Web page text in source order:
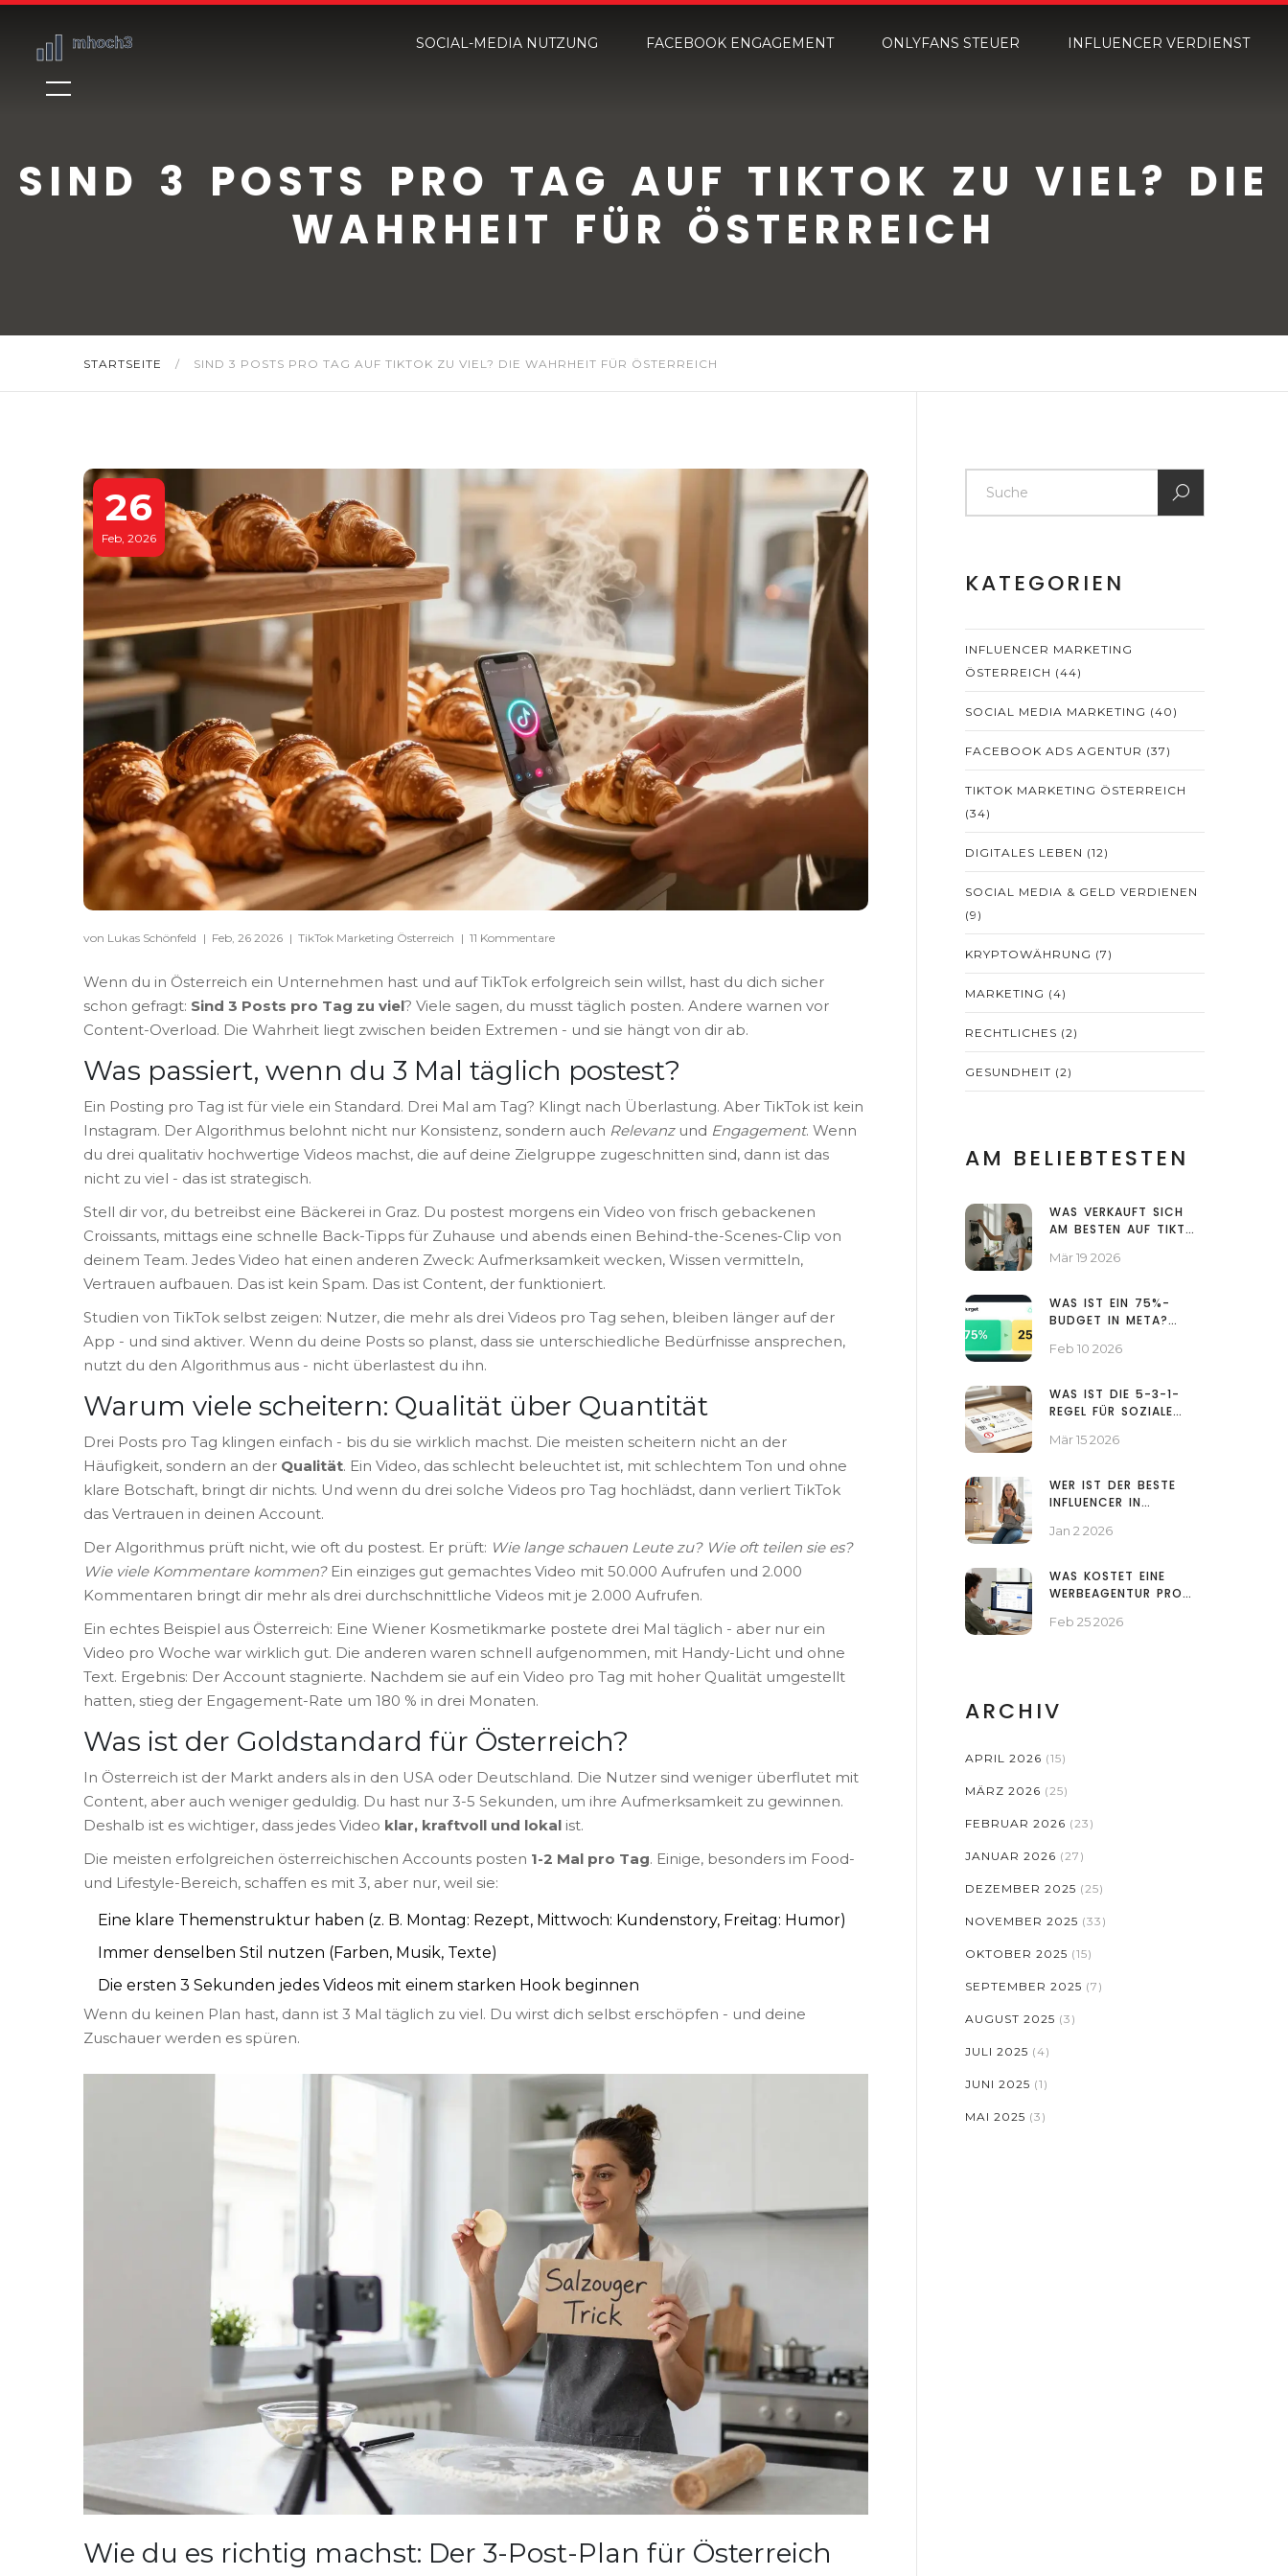
SOCIAL-MEDIA NUTZUNG FACEBOOK ENGAGEMENT ONLYFANS STEUER INFLUENCER VERDIENST
SIND 3 POSTS PRO TAG AUF TIKTOK ZU VIEL? DIE
WAHRHEIT FÜR ÖSTERREICH
STARTSEITE / SIND 3 POSTS PRO TAG AUF TIKTOK ZU VIEL? DIE WAHRHEIT FÜR ÖSTERREICH
26
Feb, 2026
von Lukas Schönfeld | Feb, 26 2026 | TikTok Marketing Österreich | 11 Kommentare
Wenn du in Österreich ein Unternehmen hast und auf TikTok erfolgreich sein willst, hast du dich sicher
schon gefragt: Sind 3 Posts pro Tag zu viel? Viele sagen, du musst täglich posten. Andere warnen vor
Content-Overload. Die Wahrheit liegt zwischen beiden Extremen - und sie hängt von dir ab.
Was passiert, wenn du 3 Mal täglich postest?
Ein Posting pro Tag ist für viele ein Standard. Drei Mal am Tag? Klingt nach Überlastung. Aber TikTok ist kein
Instagram. Der Algorithmus belohnt nicht nur Konsistenz, sondern auch Relevanzund Engagement. Wenn
du drei qualitativ hochwertige Videos machst, die auf deine Zielgruppe zugeschnitten sind, dann ist das
nicht zu viel - das ist strategisch.
Stell dir vor, du betreibst eine Bäckerei in Graz. Du postest morgens ein Video von frisch gebackenen
Croissants, mittags eine schnelle Back-Tipps für Zuhause und abends einen Behind-the-Scenes-Clip von
deinem Team. Jedes Video hat einen anderen Zweck: Aufmerksamkeit wecken, Wissen vermitteln,
Vertrauen aufbauen. Das ist kein Spam. Das ist Content, der funktioniert.
Studien von TikTok selbst zeigen: Nutzer, die mehr als drei Videos pro Tag sehen, bleiben länger auf der
App - und sind aktiver. Wenn du deine Posts so planst, dass sie unterschiedliche Bedürfnisse ansprechen,
nutzt du den Algorithmus aus - nicht überlastest du ihn.
Warum viele scheitern: Qualität über Quantität
Drei Posts pro Tag klingen einfach - bis du sie wirklich machst. Die meisten scheitern nicht an der
Häufigkeit, sondern an der Qualität. Ein Video, das schlecht beleuchtet ist, mit schlechtem Ton und ohne
klare Botschaft, bringt dir nichts. Und wenn du drei solche Videos pro Tag hochlädst, dann verliert TikTok
das Vertrauen in deinen Account.
Der Algorithmus prüft nicht, wie oft du postest. Er prüft: Wie lange schauen Leute zu? Wie oft teilen sie es?
Wie viele Kommentare kommen?Ein einziges gut gemachtes Video mit 50.000 Aufrufen und 2.000
Kommentaren bringt dir mehr als drei durchschnittliche Videos mit je 2.000 Aufrufen.
Ein echtes Beispiel aus Österreich: Eine Wiener Kosmetikmarke postete drei Mal täglich - aber nur ein
Video pro Woche war wirklich gut. Die anderen waren schnell aufgenommen, mit Handy-Licht und ohne
Text. Ergebnis: Der Account stagnierte. Nachdem sie auf ein Video pro Tag mit hoher Qualität umgestellt
hatten, stieg der Engagement-Rate um 180 % in drei Monaten.
Was ist der Goldstandard für Österreich?
In Österreich ist der Markt anders als in den USA oder Deutschland. Die Nutzer sind weniger überflutet mit
Content, aber auch weniger geduldig. Du hast nur 3-5 Sekunden, um ihre Aufmerksamkeit zu gewinnen.
Deshalb ist es wichtiger, dass jedes Video klar, kraftvoll und lokal ist.
Die meisten erfolgreichen österreichischen Accounts posten 1-2 Mal pro Tag. Einige, besonders im Food-
und Lifestyle-Bereich, schaffen es mit 3, aber nur, weil sie:
Eine klare Themenstruktur haben (z. B. Montag: Rezept, Mittwoch: Kundenstory, Freitag: Humor)
Immer denselben Stil nutzen (Farben, Musik, Texte)
Die ersten 3 Sekunden jedes Videos mit einem starken Hook beginnen
Wenn du keinen Plan hast, dann ist 3 Mal täglich zu viel. Du wirst dich selbst erschöpfen - und deine
Zuschauer werden es spüren.
Wie du es richtig machst: Der 3-Post-Plan für Österreich
KATEGORIEN
INFLUENCER MARKETING
ÖSTERREICH (44)
SOCIAL MEDIA MARKETING (40)
FACEBOOK ADS AGENTUR (37)
TIKTOK MARKETING ÖSTERREICH
(34)
DIGITALES LEBEN (12)
SOCIAL MEDIA & GELD VERDIENEN
(9)
KRYPTOWÄHRUNG (7)
MARKETING (4)
RECHTLICHES (2)
GESUNDHEIT (2)
AM BELIEBTESTEN
WAS VERKAUFT SICH
AM BESTEN AUF TIKTOK
Mär 19 2026
WAS IST EIN 75%-
BUDGET IN META?
WERBETREIBENDE
Feb 10 2026
WAS IST DIE 5-3-1-
REGEL FÜR SOZIALE
Mär 15 2026
WER IST DER BESTE
INFLUENCER IN
ECHTEN ZAHLEN HINTER
IKTOK-STARS 2026
Jan 2 2026
WAS KOSTET EINE
WERBEAGENTUR PRO
ADS? AKTUELLE PREISE
Feb 25 2026
ARCHIV
APRIL 2026 (15)
MÄRZ 2026 (25)
FEBRUAR 2026 (23)
JANUAR 2026 (27)
DEZEMBER 2025 (25)
NOVEMBER 2025 (33)
OKTOBER 2025 (15)
SEPTEMBER 2025 (7)
AUGUST 2025 (3)
JULI 2025 (4)
JUNI 2025 (1)
MAI 2025 (3)